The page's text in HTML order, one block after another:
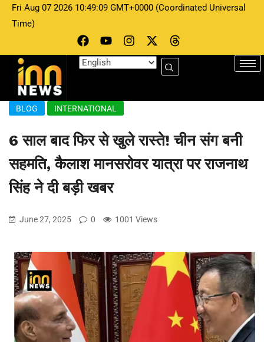
Fri Aug 07 2026 10:49:09 GMT+0000 (Coordinated Universal
Time)
BLOG INTERNATIONAL
6 साल बाद फिर से खुले रास्ते! चीन संग बनी
सहमति, कैलाश मानसरोवर यात्रा पर राजनाथ
सिंह ने दी बड़ी खबर
June 27, 2025 0 1001 Views